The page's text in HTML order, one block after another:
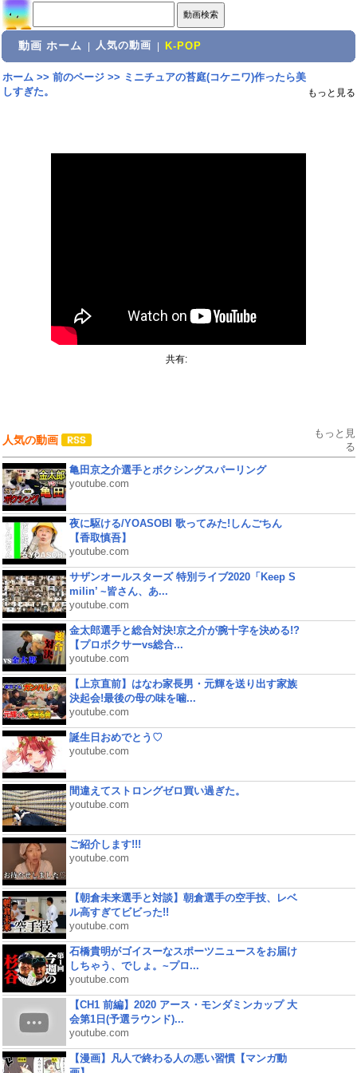
動画 ホーム 人気の動画 K-POP
ホーム>> 前のページ>> ミニチュアの苔庭(コケニワ)作ったら美
しすぎた。
もっと見る
共有:
人気の動画
もっと見
る
亀田京之介選手とボクシングスパーリング
youtube.com
夜に駆ける/YOASOBI 歌ってみた!しんごちん
【香取慎吾】
youtube.com
サザンオールスターズ 特別ライブ2020「Keep S
milin’ ~皆さん、あ...
youtube.com
金太郎選手と総合対決!京之介が腕十字を決める!?
【プロボクサーvs総合...
youtube.com
【上京直前】はなわ家長男・元輝を送り出す家族
決起会!最後の母の味を噛...
youtube.com
誕生日おめでとう♡
youtube.com
間違えてストロングゼロ買い過ぎた。
youtube.com
ご紹介します!!!
youtube.com
【朝倉未来選手と対談】朝倉選手の空手技、レベ
ル高すぎてビビった!!
youtube.com
石橋貴明がゴイスーなスポーツニュースをお届け
しちゃう、でしょ。~プロ...
youtube.com
【CH1 前編】2020 アース・モンダミンカップ 大
会第1日(予選ラウンド)...
youtube.com
【漫画】凡人で終わる人の悪い習慣【マンガ動